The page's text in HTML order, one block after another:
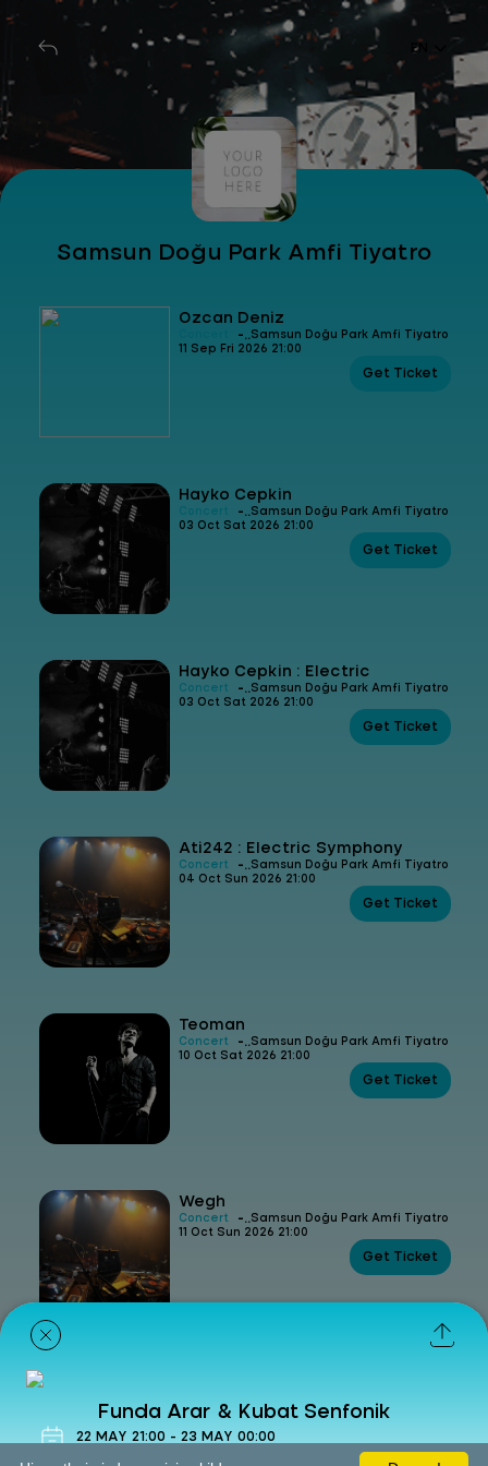
EN
Samsun Doğu Park Amfi Tiyatro
Özcan Deniz
-Samsun Doğu Park Amfi Tiyatro
11 Sep Fri 2026 21:00
Get Ticket
Hayko Cepkin
Concert -Samsun Doğu Park Amfi Tiyatro
03 Oct Sat 2026 21:00
Get Ticket
Hayko Cepkin : Electric
Concert -Samsun Doğu Park Amfi Tiyatro
03 Oct Sat 2026 21:00
Get Ticket
Ati242 : Electric Symphony
Concert -Samsun Doğu Park Amfi Tiyatro
04 Oct Sun 2026 21:00
Get Ticket
Teoman
Concert -Samsun Doğu Park Amfi Tiyatro
10 Oct Sat 2026 21:00
Get Ticket
Wegh
Concert -Samsun Doğu Park Amfi Tiyatro
11 Oct Sun 2026 21:00
Get Ticket
17 Oct Sat 2026 15:30
Funda Arar & Kubat Senfonik
22 MAY 21:00 - 23 MAY 00:00
Concert